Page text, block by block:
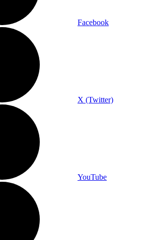
Facebook
X (Twitter)
YouTube